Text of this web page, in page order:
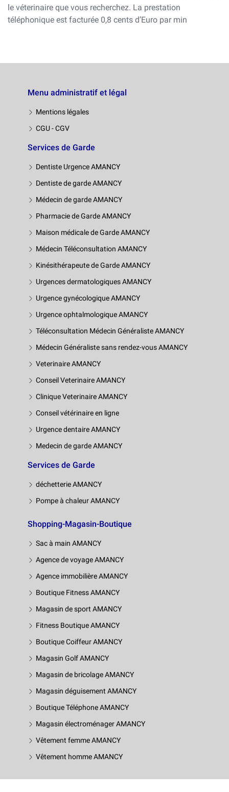
le véterinaire que vous recherchez. La prestation
téléphonique est facturée 0,8 cents d’Euro par min
Menu administratif et légal
Mentions légales
CGU - CGV
Services de Garde
Dentiste Urgence AMANCY
Dentiste de garde AMANCY
Médecin de garde AMANCY
Pharmacie de Garde AMANCY
Maison médicale de Garde AMANCY
Médecin Téléconsultation AMANCY
Kinésithérapeute de Garde AMANCY
Urgences dermatologiques AMANCY
Urgence gynécologique AMANCY
Urgence ophtalmologique AMANCY
Téléconsultation Médecin Généraliste AMANCY
Médecin Généraliste sans rendez-vous AMANCY
Veterinaire AMANCY
Conseil Veterinaire AMANCY
Clinique Veterinaire AMANCY
Conseil vétérinaire en ligne
Urgence dentaire AMANCY
Medecin de garde AMANCY
Services de Garde
déchetterie AMANCY
Pompe à chaleur AMANCY
Shopping-Magasin-Boutique
Sac à main AMANCY
Agence de voyage AMANCY
Agence immobilière AMANCY
Boutique Fitness AMANCY
Magasin de sport AMANCY
Fitness Boutique AMANCY
Boutique Coiffeur AMANCY
Magasin Golf AMANCY
Magasin de bricolage AMANCY
Magasin déguisement AMANCY
Boutique Téléphone AMANCY
Magasin électroménager AMANCY
Vêtement femme AMANCY
Vêtement homme AMANCY